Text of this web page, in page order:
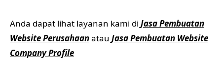
Anda dapat lihat layanan kami di Jasa Pembuatan
Website Perusahaanatau Jasa Pembuatan Website
Company Profile